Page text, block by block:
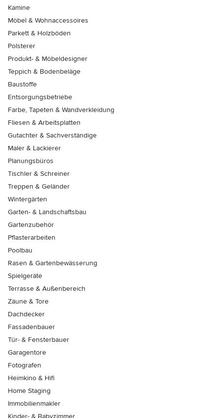
Kamine
Möbel & Wohnaccessoires
Parkett & Holzböden
Polsterer
Produkt- & Möbeldesigner
Teppich & Bodenbeläge
Baustoffe
Entsorgungsbetriebe
Farbe, Tapeten & Wandverkleidung
Fliesen & Arbeitsplatten
Gutachter & Sachverständige
Maler & Lackierer
Planungsbüros
Tischler & Schreiner
Treppen & Geländer
Wintergärten
Garten- & Landschaftsbau
Gartenzubehör
Pflasterarbeiten
Poolbau
Rasen & Gartenbewässerung
Spielgeräte
Terrasse & Außenbereich
Zäune & Tore
Dachdecker
Fassadenbauer
Tür- & Fensterbauer
Garagentore
Fotografen
Heimkino & Hifi
Home Staging
Immobilienmakler